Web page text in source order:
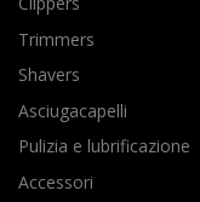
Trimmers
Shavers
Asciugacapelli
Pulizia e lubrificazione
Accessori